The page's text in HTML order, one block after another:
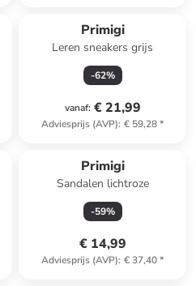
Primigi
Leren sneakers grijs
-62%
vanaf: € 21,99
Adviesprijs (AVP): € 59,28*
Primigi
Sandalen lichtroze
-59%
€ 14,99
Adviesprijs (AVP): € 37,40*